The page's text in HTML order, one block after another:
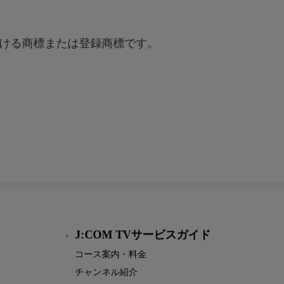
る商標または登録商標です。
J:COM TVサービスガイド
コース案内・料金
チャンネル紹介